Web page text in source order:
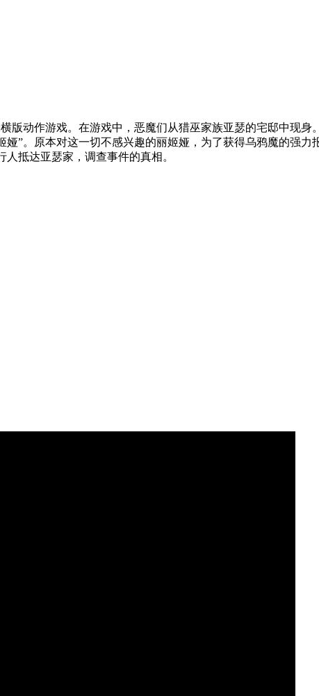
版动作游戏。在游戏中，恶魔们从猎巫家族亚瑟的宅邸中现
”。原本对这一切不感兴趣的丽姬娅，为了获得乌鸦魔的强
抵达亚瑟家，调查事件的真相。